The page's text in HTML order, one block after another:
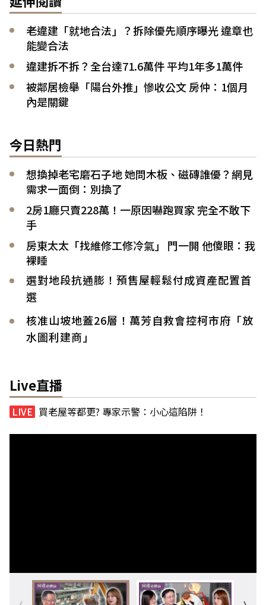
老違建「就地合法」？拆除優先順序曝光 違章也
能變合法
違建拆不拆？全台達71.6萬件 平均1年多1萬件
被鄰居檢舉「陽台外推」慘收公文 房仲：1個月
內是關鍵
今日熱門
想換掉老宅磨石子地 她問木板、磁磚誰優？網見
需求一面倒：別換了
2房1廳只賣228萬！一原因嚇跑買家 完全不敢下
手
房東太太「找維修工修冷氣」 門一開 他傻眼：我
裸睡
選對地段抗通膨！預售屋輕鬆付成資產配置首
選
核准山坡地蓋26層！萬芳自救會控柯市府「放
水圖利建商」
Live直播
買老屋等都更? 專家示警：小心這陷阱！